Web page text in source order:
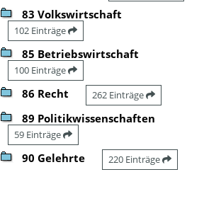
83 Volkswirtschaft
102 Einträge
85 Betriebswirtschaft
100 Einträge
86 Recht 262 Einträge
89 Politikwissenschaften
59 Einträge
90 Gelehrte 220 Einträge